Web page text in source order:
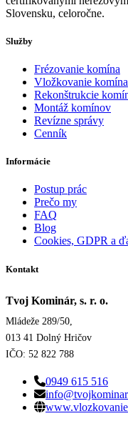
Slovensku, celoročne.
Služby
Frézovanie komína
Vložkovanie komína
Rekonštrukcie
Montáž komínov
Revízne správy
Cenník
Informácie
Postup prác
Prečo my
FAQ
Blog
Cookies, GDPR a
Kontakt
Tvoj Kominár, s. r. o.
Mládeže 289/50,
013 41 Dolný Hričov
IČO: 52 822 788
0949 615 516